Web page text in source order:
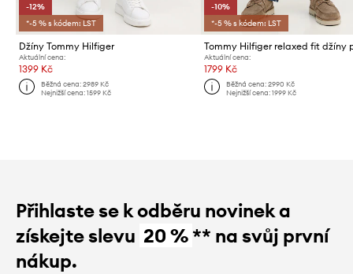
-12%
*-5 % s kódem: LST
Džíny Tommy Hilfiger
Aktuální cena:
1399 Kč
Běžná cena:2989 Kč
Nejnižší cena:1599 Kč
-10%
*-5 % s kódem: LST
Aktuální cena:
1799 Kč
Běžná cena: 2990 Kč
Nejnižší cena: 1999 Kč
Přihlaste se k odběru novinek a
získejte slevu 20 %** na svůj první
nákup.